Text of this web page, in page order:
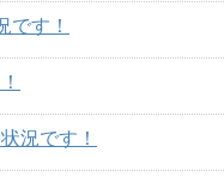
です！
況です！